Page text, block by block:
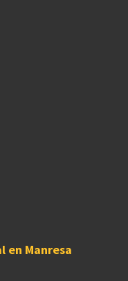
en Manresa